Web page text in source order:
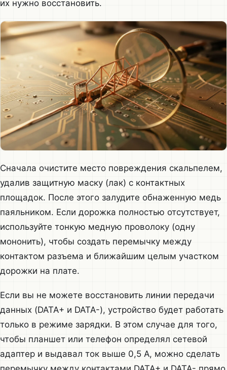
их нужно восстановить.
Сначала очистите место повреждения скальпелем,
удалив защитную маску (лак) с контактных
площадок. После этого залудите обнаженную медь
паяльником. Если дорожка полностью отсутствует,
используйте тонкую медную проволоку (одну
мононить), чтобы создать перемычку между
контактом разъема и ближайшим целым участком
дорожки на плате.
Если вы не можете восстановить линии передачи
данных (DATA+ и DATA-), устройство будет работать
только в режиме зарядки. В этом случае для того,
чтобы планшет или телефон определял сетевой
адаптер и выдавал ток выше 0,5 А, можно сделать